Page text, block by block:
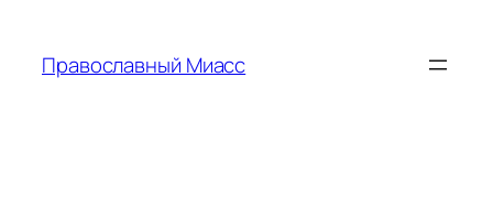
содержимому
Православный Миасс